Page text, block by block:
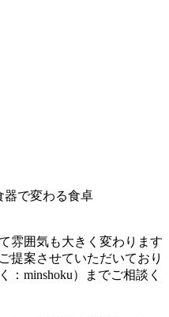
器で変わる食卓